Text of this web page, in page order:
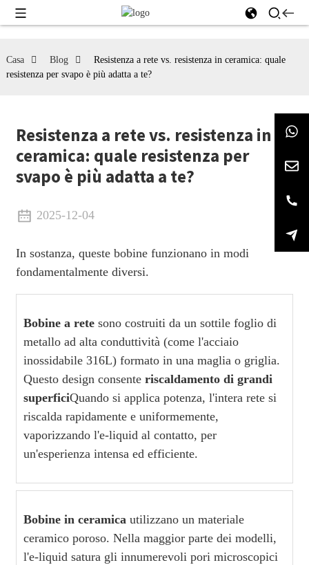
Casa Blog
Resistenza a rete vs. resistenza in ceramica: quale
resistenza per svapo è più adatta a te?
Resistenza a rete vs. resistenza in
ceramica: quale resistenza per
svapo è più adatta a te?
2025-12-04
In sostanza, queste bobine funzionano in modi
fondamentalmente diversi.
Bobine a retesono costruiti da un sottile foglio di
metallo ad alta conduttività (come l'acciaio
inossidabile 316L) formato in una maglia o griglia.
Questo design consente riscaldamento di grandi
superficiQuando si applica potenza, l'intera rete si
riscalda rapidamente e uniformemente,
vaporizzando l'e-liquid al contatto, per
un'esperienza intensa ed efficiente.
Bobine in ceramicautilizzano un materiale
ceramico poroso. Nella maggior parte dei modelli,
l'e-liquid satura gli innumerevoli pori microscopici